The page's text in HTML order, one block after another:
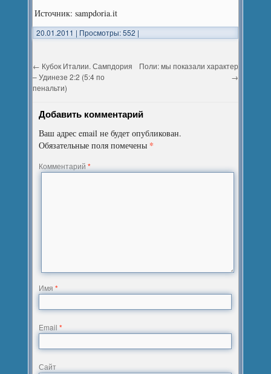
Источник: sampdoria.it
20.01.2011 | Просмотры: 552 |
← Кубок Италии. Сампдория
– Удинезе 2:2 (5:4 по
пенальти)
Поли: мы показали характер
→
Добавить комментарий
Ваш адрес email не будет опубликован.
Обязательные поля помечены *
Комментарий*
Имя*
Email*
Сайт